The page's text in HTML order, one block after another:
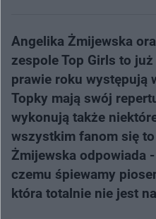
Angelika Żmijewska
zespole Top Girls to
prawie roku występują
Topky mają swój
wykonują także
wszystkim fanom się
Żmijewska odpowiada
czemu śpiewamy
która totalnie nie jest